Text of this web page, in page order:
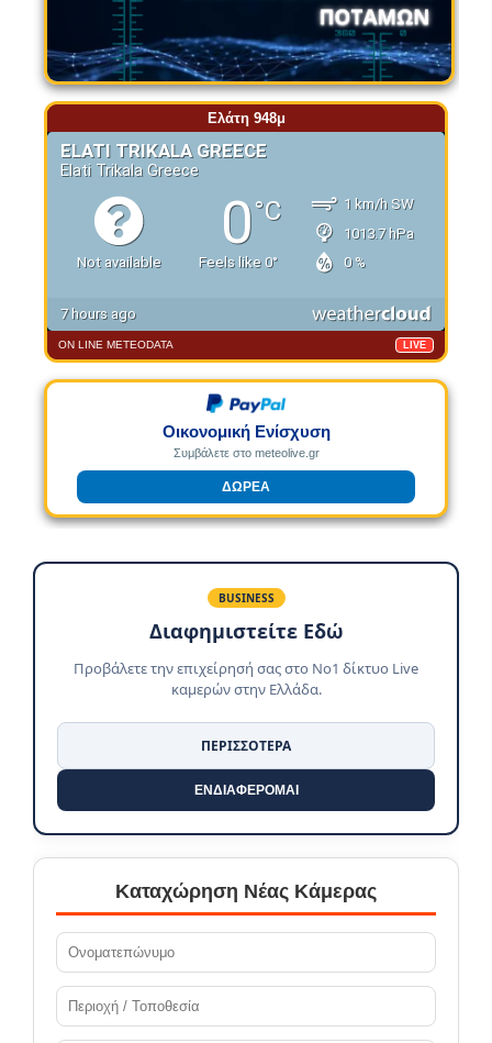
Ελάτη 948μ
ON LINE METEODATA LIVE
Οικονομική Ενίσχυση
Συμβάλετε στο meteolive.gr
ΔΩΡΕΑ
BUSINESS
Διαφημιστείτε Εδώ
Προβάλετε την επιχείρησή σας στο No1 δίκτυο Live
καμερών στην Ελλάδα.
ΠΕΡΙΣΣΟΤΕΡΑ
ΕΝΔΙΑΦΕΡΟΜΑΙ
Καταχώρηση Νέας Κάμερας